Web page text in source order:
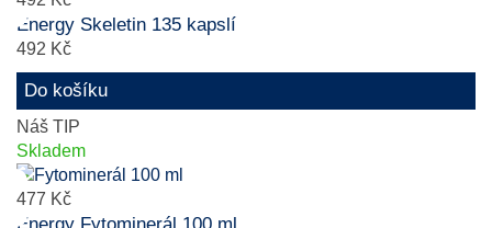
Energy Skeletin 135 kapslí
492 Kč
Do košíku
Náš TIP
Skladem
477 Kč